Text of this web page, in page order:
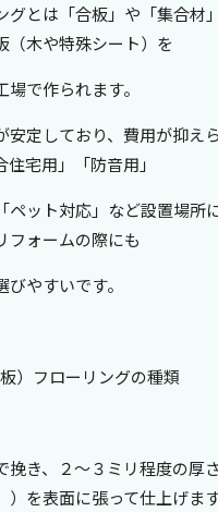
とは「合板」や「集合材
（木や特殊シート）を
で作られます。
定しており、費用が抑え
宅用」「防音用」
「ペット対応」など設置場所
フォームの際にも
やすいです。
）フローリングの種類
き、２～３ミリ程度の厚
を表面に張って仕上げます